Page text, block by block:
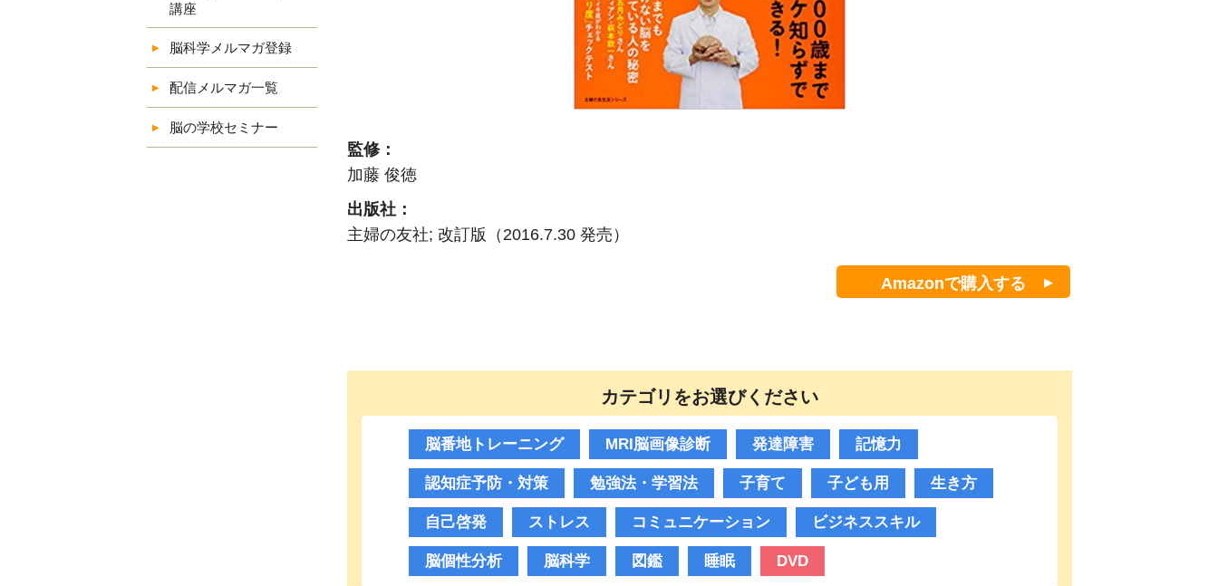
講座
脳科学メルマガ登録
配信メルマガ一覧
脳の学校セミナー
監修：
加藤 俊徳
出版社：
主婦の友社; 改訂版
2016.7.30
Amazonで購入する
カテゴリをお選びください
脳番地トレーニング MRI脳画像診断 発達障害 記憶力
認知症予防・対策 勉強法・学習法 子育て 子ども用 生き方
自己啓発 ストレス コミュニケーション ビジネススキル
脳個性分析 脳科学 図鑑 睡眠 DVD